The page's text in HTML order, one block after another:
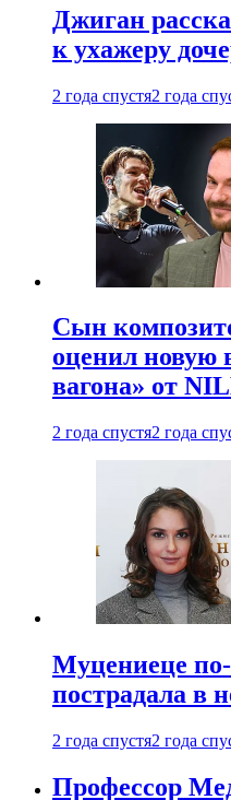
Джиган
к ухажеру
2 года спустя2 года
Сын
оценил новую
вагона» от
2 года спустя2 года
Муцениеце
пострадала в
2 года спустя2 года
Профессор